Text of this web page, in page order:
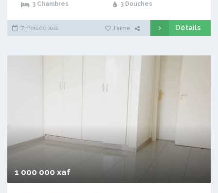
3 Chambres 3 Douches
7 mois depuis J'aime Détails
1 000 000 xaf